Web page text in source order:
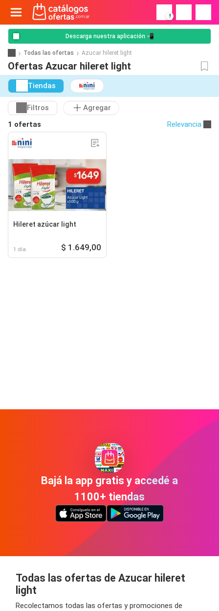
!
Descarga nuestra aplicación 📲
Todas las ofertas Azucar hileret light
Ofertas Azucar hileret light
Tiendas
Filtros
Agregar
1 ofertas
Relevancia
Hileret azúcar light
1 día $ 1.649,00
Bajá la app gratis y accedé a
1100+ tiendas
Todas las ofertas de Azucar hileret
light
Recolectamos todas las ofertas y promociones de